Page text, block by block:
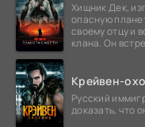
Хищник Дек,
опасную
своему отцу и
клана. Он
Крейвен-
Русский
доказать, что